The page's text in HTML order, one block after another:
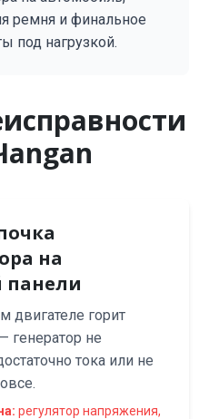
ремня и финальное
под нагрузкой.
на
панели
двигателе горит
генератор не
тока или не
регулятор напряжения,